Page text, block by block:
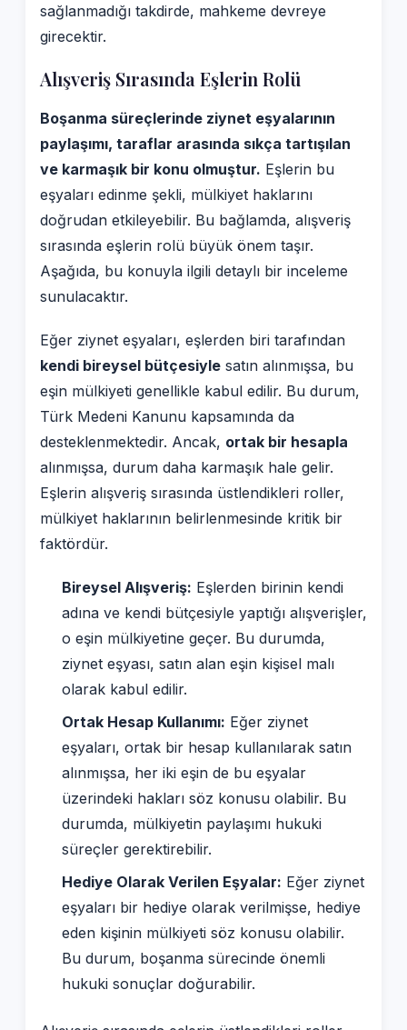
sağlanmadığı takdirde, mahkeme devreye
girecektir.
Alışveriş Sırasında Eşlerin Rolü
Boşanma süreçlerinde ziynet eşyalarının
paylaşımı, taraflar arasında sıkça tartışılan
ve karmaşık bir konu olmuştur. Eşlerin bu
eşyaları edinme şekli, mülkiyet haklarını
doğrudan etkileyebilir. Bu bağlamda, alışveriş
sırasında eşlerin rolü büyük önem taşır.
Aşağıda, bu konuyla ilgili detaylı bir inceleme
sunulacaktır.
Eğer ziynet eşyaları, eşlerden biri tarafından
kendi bireysel bütçesiyle satın alınmışsa, bu
eşin mülkiyeti genellikle kabul edilir. Bu durum,
Türk Medeni Kanunu kapsamında da
desteklenmektedir. Ancak, ortak bir hesapla
alınmışsa, durum daha karmaşık hale gelir.
Eşlerin alışveriş sırasında üstlendikleri roller,
mülkiyet haklarının belirlenmesinde kritik bir
faktördür.
Bireysel Alışveriş: Eşlerden birinin kendi
adına ve kendi bütçesiyle yaptığı alışverişler,
o eşin mülkiyetine geçer. Bu durumda,
ziynet eşyası, satın alan eşin kişisel malı
olarak kabul edilir.
Ortak Hesap Kullanımı: Eğer ziynet
eşyaları, ortak bir hesap kullanılarak satın
alınmışsa, her iki eşin de bu eşyalar
üzerindeki hakları söz konusu olabilir. Bu
durumda, mülkiyetin paylaşımı hukuki
süreçler gerektirebilir.
Hediye Olarak Verilen Eşyalar: Eğer ziynet
eşyaları bir hediye olarak verilmişse, hediye
eden kişinin mülkiyeti söz konusu olabilir.
Bu durum, boşanma sürecinde önemli
hukuki sonuçlar doğurabilir.